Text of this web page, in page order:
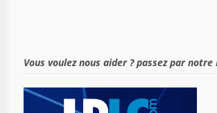
Vous voulez nous aider ? passez par notre